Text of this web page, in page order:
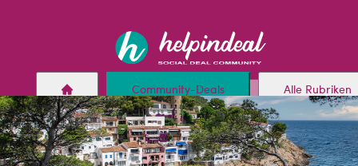
Community-Deals Alle Rubriken